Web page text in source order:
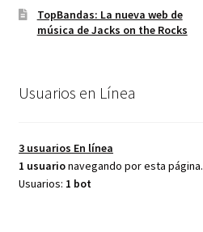
TopBandas: La nueva web de
música de Jacks on the Rocks
Usuarios en Línea
3 usuarios En línea
1 usuarionavegando por esta página.
Usuarios: 1 bot